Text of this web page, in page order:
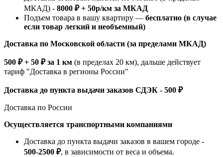
МКАД) - 8000 ₽ + 50р/км за МКАД
Подъем товара в вашу квартиру — бесплатно (в случае
если товар легкий и необъемный)
Доставка по Московской области (за пределами МКАД)
500 ₽ + 50 ₽ за 1 км (в пределах 20 км), дальше действует
тариф "Доставка в регионы России"
Доставка до пункта выдачи заказов СДЭК - 500 ₽
Доставка по России
Осуществляется транспортными компаниями
Доставка до пункта выдачи заказов в вашем городе -
500-2500 ₽, в зависимости от веса и объема.